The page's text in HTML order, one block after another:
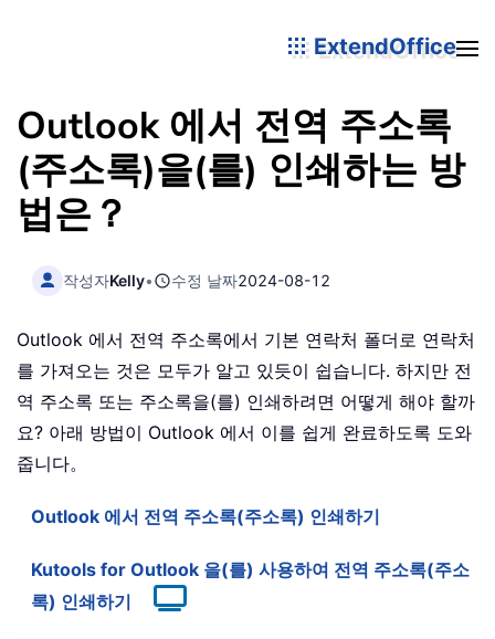
ExtendOffice
Outlook 에서 전역 주소록
(주소록)을(를) 인쇄하는 방
법은？
작성자Kelly• 수정 날짜2024-08-12
Outlook 에서 전역 주소록에서 기본 연락처 폴더로 연락처
를 가져오는 것은 모두가 알고 있듯이 쉽습니다. 하지만 전
역 주소록 또는 주소록을(를) 인쇄하려면 어떻게 해야 할까
요? 아래 방법이 Outlook 에서 이를 쉽게 완료하도록 도와
줍니다。
Outlook 에서 전역 주소록(주소록) 인쇄하기
Kutools for Outlook 을(를) 사용하여 전역 주소록(주소
록) 인쇄하기